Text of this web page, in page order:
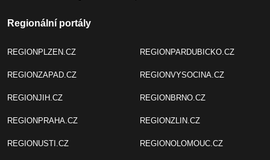
Regionální portály
REGIONPLZEN.CZ
REGIONZAPAD.CZ
REGIONJIH.CZ
REGIONPRAHA.CZ
REGIONUSTI.CZ
REGIONPARDUBICKO.CZ
REGIONVYSOCINA.CZ
REGIONBRNO.CZ
REGIONZLIN.CZ
REGIONOLOMOUC.CZ